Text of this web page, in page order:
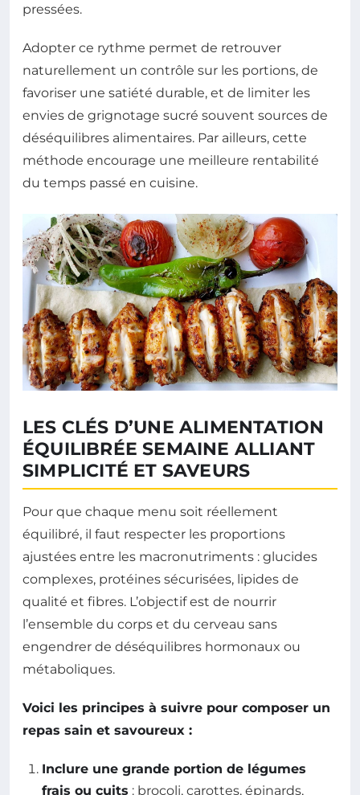
pressées.
Adopter ce rythme permet de retrouver
naturellement un contrôle sur les portions, de
favoriser une satiété durable, et de limiter les
envies de grignotage sucré souvent sources de
déséquilibres alimentaires. Par ailleurs, cette
méthode encourage une meilleure rentabilité
du temps passé en cuisine.
LES CLÉS D’UNE ALIMENTATION
ÉQUILIBRÉE SEMAINE ALLIANT
SIMPLICITÉ ET SAVEURS
Pour que chaque menu soit réellement
équilibré, il faut respecter les proportions
ajustées entre les macronutriments : glucides
complexes, protéines sécurisées, lipides de
qualité et fibres. L’objectif est de nourrir
l’ensemble du corps et du cerveau sans
engendrer de déséquilibres hormonaux ou
métaboliques.
Voici les principes à suivre pour composer un
repas sain et savoureux :
Inclure une grande portion de légumes
frais ou cuits : brocoli, carottes, épinards,